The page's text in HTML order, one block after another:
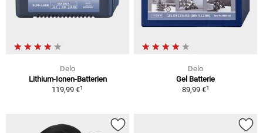
Delo
Lithium-Ionen-Batterien
119,99 €1
Delo
Gel Batterie
89,99 €1